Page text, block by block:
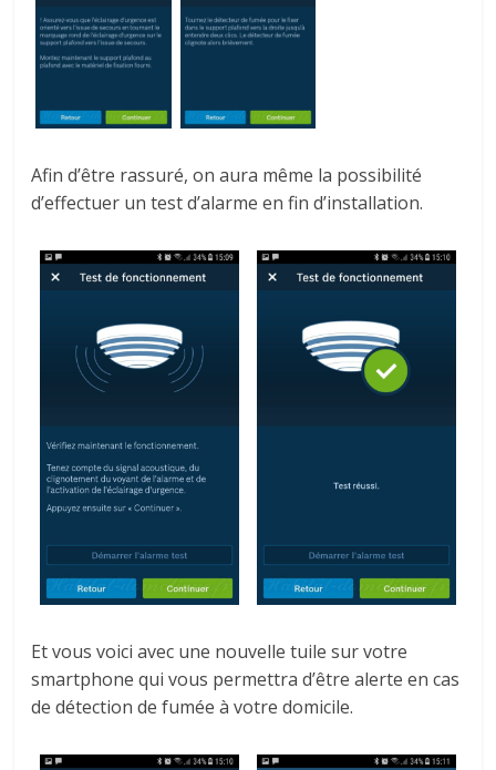
Afin d’être rassuré, on aura même la possibilité
d’effectuer un test d’alarme en fin d’installation.
Et vous voici avec une nouvelle tuile sur votre
smartphone qui vous permettra d’être alerte en cas
de détection de fumée à votre domicile.